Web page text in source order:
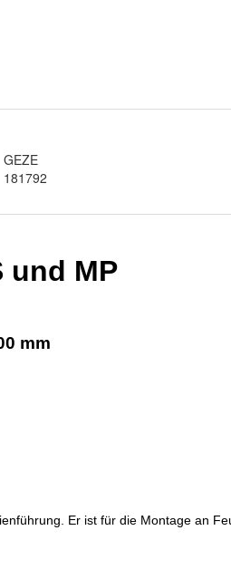
GEZE
181792